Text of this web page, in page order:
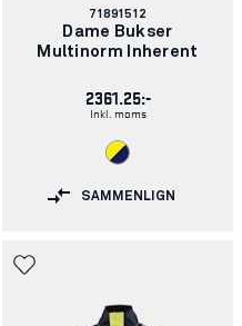
Varenummer:
71891512
Dame Bukser
Multinorm Inherent
2361.25:-
Inkl. moms
SAMMENLIGN